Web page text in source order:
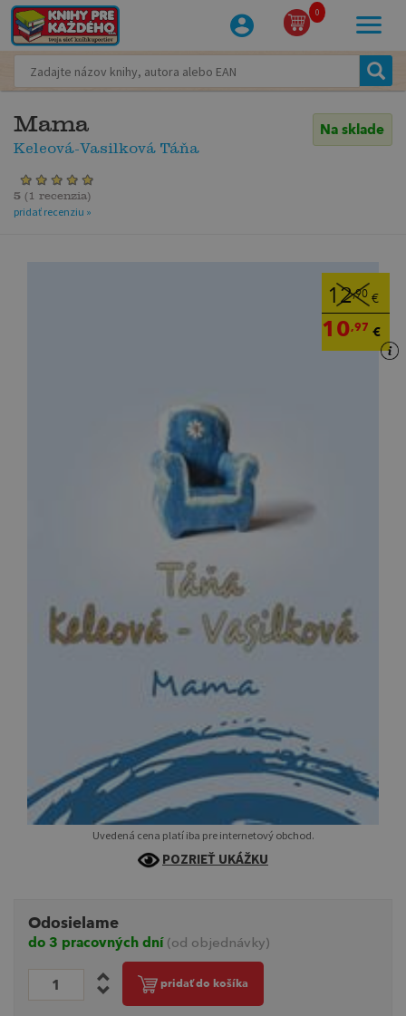
0
Mama
Keleová-Vasilková Táňa
Na sklade
5 ( 1 recenzia)
pridať recenziu »
12,90 €
10,97 €
Uvedená cena platí iba pre internetový obchod.
POZRIEŤ UKÁŽKU
Odosielame
do 3 pracovných dní (od objednávky)
pridať do košíka